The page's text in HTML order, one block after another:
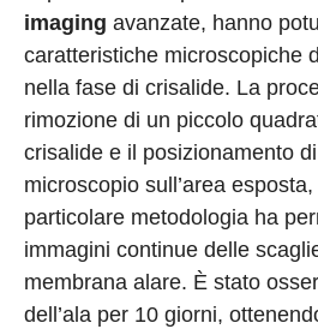
imaging avanzate, hanno
caratteristiche microscopiche
nella fase di crisalide. La
rimozione di un piccolo
crisalide e il posizionamento
microscopio sull’area
particolare metodologia ha
immagini continue delle
membrana alare. È stato
dell’ala per 10 giorni,